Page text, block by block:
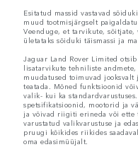
Esitatud massid vastavad
muud tootmisjärgselt
Veenduge, et tarvikute,
ületataks sõiduki täismassi ja
Jaguar Land Rover Limited
lisatarvikute tehniliste
muudatused toimuvad
teatada. Mõned funktsioonid
valik- kui ka
spetsifikatsioonid, mootorid ja
ja võivad riigiti erineda või ette
varustatud valikvarustuse ja
pruugi kõikides riikides
oma edasimüüjalt.